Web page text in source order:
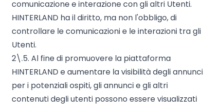
comunicazione e interazione con gli altri Utenti.
HINTERLAND ha il diritto, ma non l'obbligo, di
controllare le comunicazioni e le interazioni tra gli
Utenti.
2\.5. Al fine di promuovere la piattaforma
HINTERLAND e aumentare la visibilità degli annunci
per i potenziali ospiti, gli annunci e gli altri
contenuti degli utenti possono essere visualizzati